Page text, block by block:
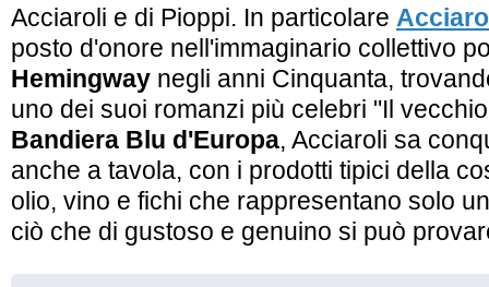
Acciaroli e di Pioppi. In particolare
posto d'onore nell'immaginario collettivo
Hemingway negli anni Cinquanta,
uno dei suoi romanzi più celebri "Il
Bandiera Blu d'Europa, Acciaroli sa
anche a tavola, con i prodotti tipici della
olio, vino e fichi che rappresentano solo
ciò che di gustoso e genuino si può